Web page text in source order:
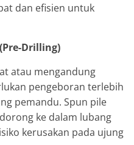
dan efisien untuk
Drilling)
atau mengandung
pengeboran terlebih
pemandu. Spun pile
ke dalam lubang
kerusakan pada ujung